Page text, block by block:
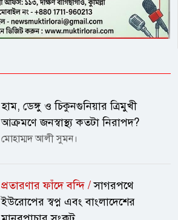
হাম, ডেঙ্গু ও চিকুনগুনিয়ার ত্রিমুখী
আক্রমণে জনস্বাস্থ্য কতটা নিরাপদ?
মোহাম্মদ আলী সুমন।
প্রতারণার ফাঁদে বন্দি /সাগরপথে
ইউরোপের স্বপ্ন এবং বাংলাদেশের